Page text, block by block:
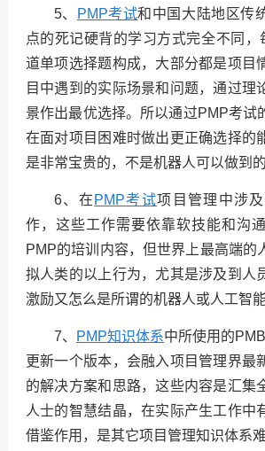
5、 PMP考试和中国大陆地区传
点的死记硬背的学习方式完全不同，
道单项选择题构成，大部分都是项目
目中遇到的实际场景和问题，通过理
景作出最优选择。所以通过PMP考试
在面对项目困难时做出更正确选择的
是非常宝贵的，不是机器人可以做到的
6、在 PMP考试项目管理中涉
作，这些工作需要依靠软技能和沟
PMP的培训内容，但世界上最高端的
拟人类的以上行为，尤其是涉及到人
激励又怎么是所谓的机器人或人工智
7、 PMP知识体系中所使用的
更新一个版本，会融入项目管理界最
的解决方案和思路，这些内容是汇集
人士的智慧结晶，在实际产生工作中
借鉴作用，是其它项目管理知识体系难